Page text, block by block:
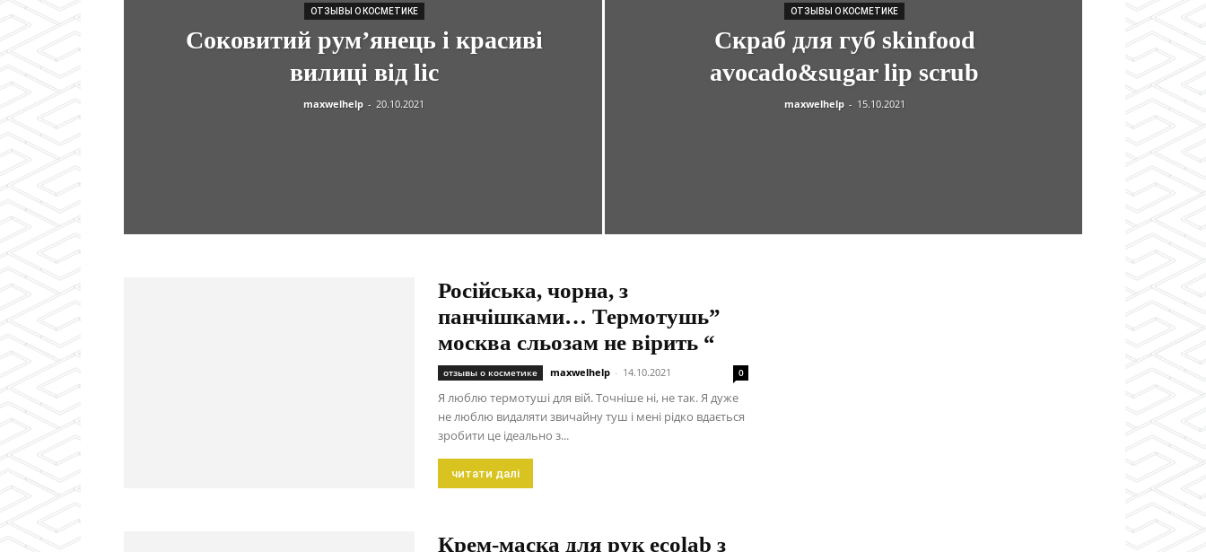
ОТЗЫВЫ О КОСМЕТИКЕ
Соковитий рум’янець і красиві
вилиці від lic
maxwelhelp - 20.10.2021
ОТЗЫВЫ О КОСМЕТИКЕ
Скраб для губ skinfood
avocado&sugar lip scrub
maxwelhelp - 15.10.2021
Російська, чорна, з
панчішками… Термотушь”
москва сльозам не вірить “
отзывы о косметике maxwelhelp - 14.10.2021 0
Я люблю термотуші для вій. Точніше ні, не так. Я дуже
не люблю видаляти звичайну туш і мені рідко вдається
зробити це ідеально з...
читати далі
Крем-маска для рук ecolab з